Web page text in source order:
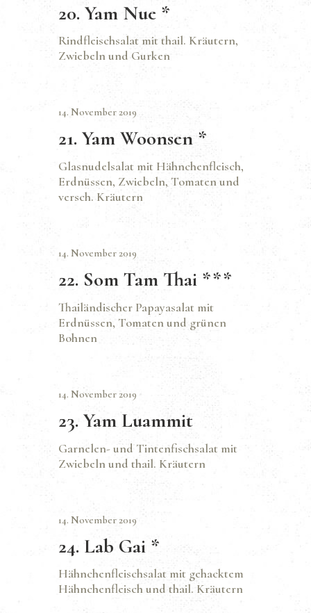
20. Yam Nue *
Rindfleischsalat mit thail. Kräutern,
Zwiebeln und Gurken
14. November 2019
21. Yam Woonsen *
Glasnudelsalat mit Hähnchenfleisch,
Erdnüssen, Zwiebeln, Tomaten und
versch. Kräutern
14. November 2019
22. Som Tam Thai ***
Thailändischer Papayasalat mit
Erdnüssen, Tomaten und grünen
Bohnen
14. November 2019
23. Yam Luammit
Garnelen- und Tintenfischsalat mit
Zwiebeln und thail. Kräutern
14. November 2019
24. Lab Gai *
Hähnchenfleischsalat mit gehacktem
Hähnchenfleisch und thail. Kräutern